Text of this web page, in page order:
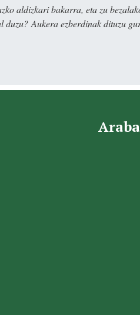
aldizkari bakarra, eta zu
duzu? Aukera ezberdinak dituzu